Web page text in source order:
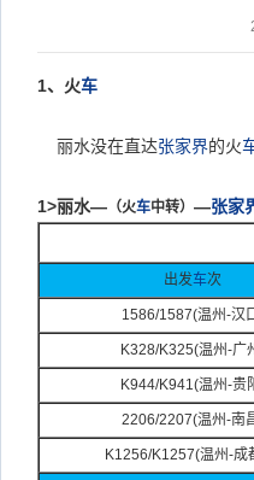
1、火车
丽水没在直达张家界的火
1>丽水— （火车中转） —张家
出发车次
1586/1587(温州-汉
K328/K325(温州-广
K944/K941(温州-贵
2206/2207(温州-南
K1256/K1257(温州-成